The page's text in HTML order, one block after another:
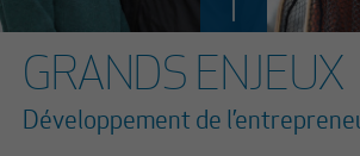
GRANDS ENJEUX
Développement de